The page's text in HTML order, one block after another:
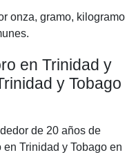
onza, gramo, kilogramo
en Trinidad y
y Tobago
de 20 años de
Trinidad y Tobago en